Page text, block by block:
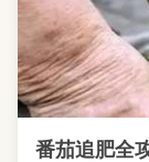
番茄追肥全